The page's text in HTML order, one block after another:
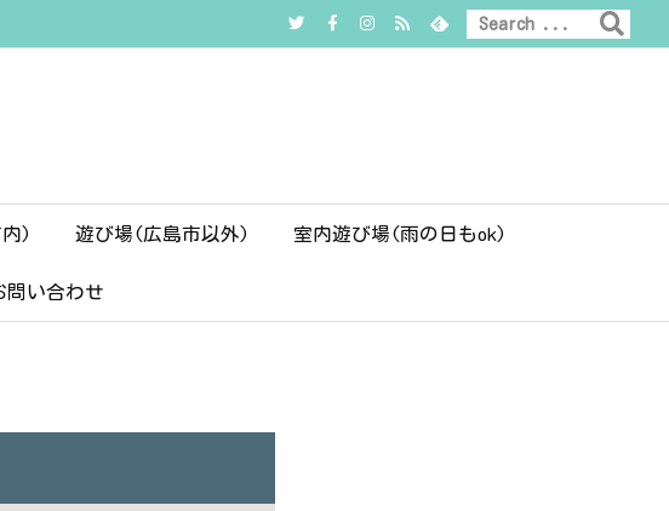
) 遊び場(広島市以外) 室内遊び場(雨の日もok)
問い合わせ